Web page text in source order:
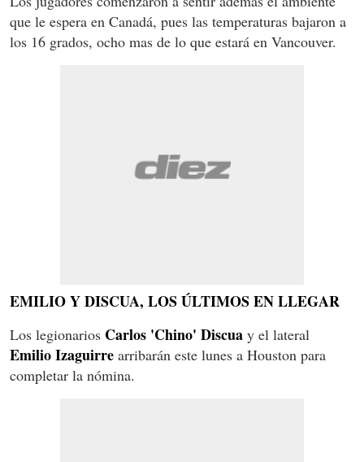
que le espera en Canadá, pues las temperaturas bajaron a
los 16 grados, ocho mas de lo que estará en Vancouver.
EMILIO Y DISCUA, LOS ÚLTIMOS EN LLEGAR
Los legionarios Carlos 'Chino' Discua y el lateral
Emilio Izaguirre arribarán este lunes a Houston para
completar la nómina.